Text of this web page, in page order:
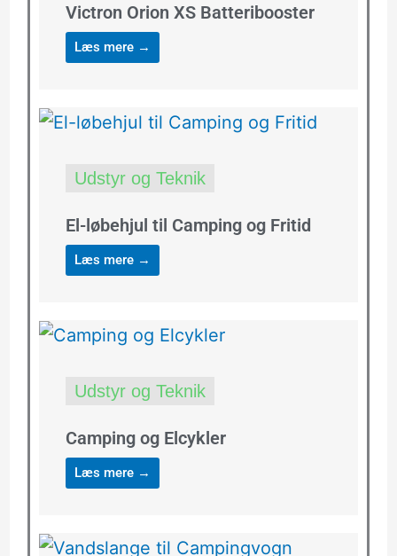
Victron Orion XS Batteribooster
Læs mere →
Udstyr og Teknik
El-løbehjul til Camping og Fritid
Læs mere →
Udstyr og Teknik
Camping og Elcykler
Læs mere →